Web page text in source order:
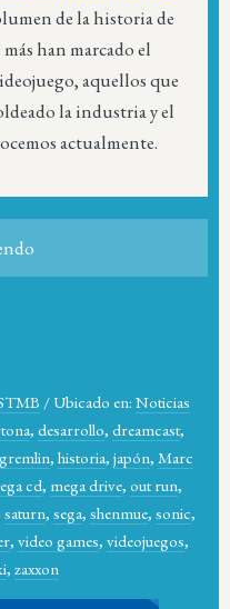
de la historia de
han marcado el
aquellos que
la industria y el
actualmente.
/ Ubicado en: Noticias
, desarrollo, dreamcast,
gremlin, historia, japón, Marc
cd, mega drive, out run,
saturn, sega, shenmue, sonic,
, video games, videojuegos,
, zaxxon